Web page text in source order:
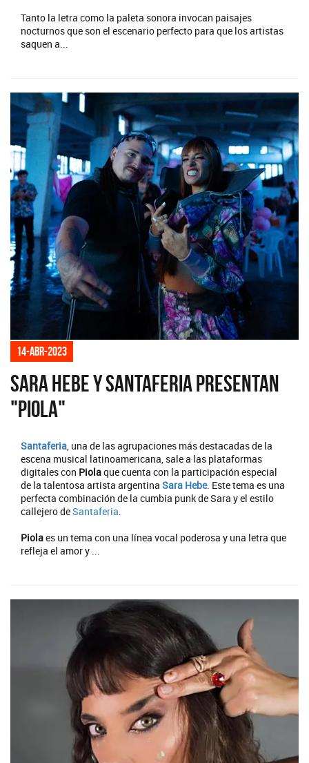
Tanto la letra como la paleta sonora invocan paisajes
nocturnos que son el escenario perfecto para que los artistas
saquen a...
14-abr-2023
Sara Hebe y Santaferia presentan
"Piola"
Santaferia, una de las agrupaciones más destacadas de la
escena musical latinoamericana, sale a las plataformas
digitales con Piolaque cuenta con la participación especial
de la talentosa artista argentina Sara Hebe. Este tema es una
perfecta combinación de la cumbia punk de Sara y el estilo
callejero deSantaferia.
Piolaes un tema con una línea vocal poderosa y una letra que
refleja el amor y ...